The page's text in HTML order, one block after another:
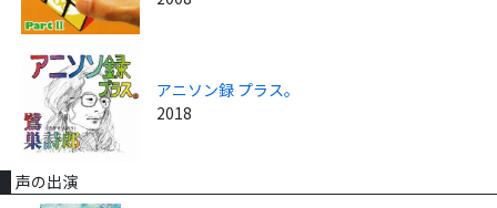
アニソン録 プラス。
2018
声の出演